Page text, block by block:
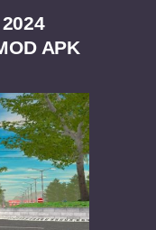
APK